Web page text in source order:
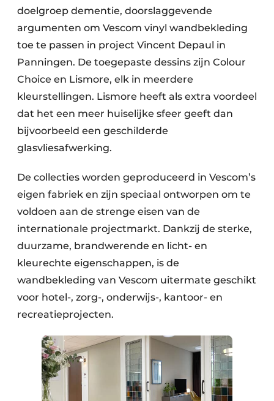
doelgroep dementie, doorslaggevende
argumenten om Vescom vinyl wandbekleding
toe te passen in project Vincent Depaul in
Panningen. De toegepaste dessins zijn Colour
Choice en Lismore, elk in meerdere
kleurstellingen. Lismore heeft als extra voordeel
dat het een meer huiselijke sfeer geeft dan
bijvoorbeeld een geschilderde
glasvliesafwerking.
De collecties worden geproduceerd in Vescom’s
eigen fabriek en zijn speciaal ontworpen om te
voldoen aan de strenge eisen van de
internationale projectmarkt. Dankzij de sterke,
duurzame, brandwerende en licht- en
kleurechte eigenschappen, is de
wandbekleding van Vescom uitermate geschikt
voor hotel-, zorg-, onderwijs-, kantoor- en
recreatieprojecten.